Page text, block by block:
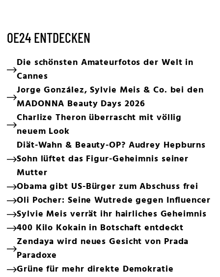
OE24 ENTDECKEN
Die schönsten Amateurfotos der Welt in
Cannes
Jorge González, Sylvie Meis & Co. bei den
MADONNA Beauty Days 2026
Charlize Theron überrascht mit völlig
neuem Look
Diät-Wahn & Beauty-OP? Audrey Hepburns
Sohn lüftet das Figur-Geheimnis seiner
Mutter
Obama gibt US-Bürger zum Abschuss frei
Oli Pocher: Seine Wutrede gegen Influencer
Sylvie Meis verrät ihr hairliches Geheimnis
400 Kilo Kokain in Botschaft entdeckt
Zendaya wird neues Gesicht von Prada
Paradoxe
Grüne für mehr direkte Demokratie